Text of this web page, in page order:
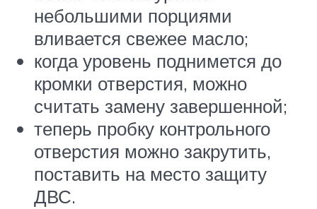
небольшими порциями
вливается свежее масло;
когда уровень поднимется до
кромки отверстия, можно
считать замену завершенной;
теперь пробку контрольного
отверстия можно закрутить,
поставить на место защиту
ДВС.